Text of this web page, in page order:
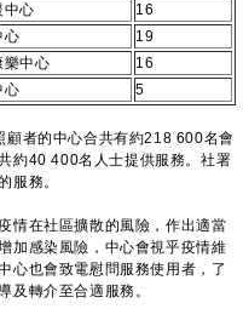
中心
16
心
19
樂中心
16
心
5
者的中心合共有約218 600名會
約40 400名人士提供服務。社署
服務。
情在社區擴散的風險，作出適當
加感染風險，中心會視乎疫情維
心也會致電慰問服務使用者，了
及轉介至合適服務。